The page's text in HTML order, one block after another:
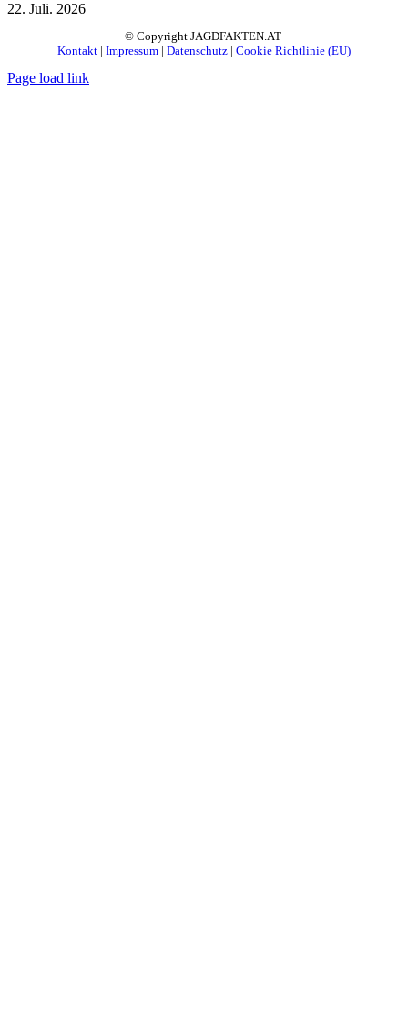
22. Juli. 2026
© Copyright JAGDFAKTEN.AT
Kontakt | Impressum | Datenschutz | Cookie Richtlinie (EU)
Page load link